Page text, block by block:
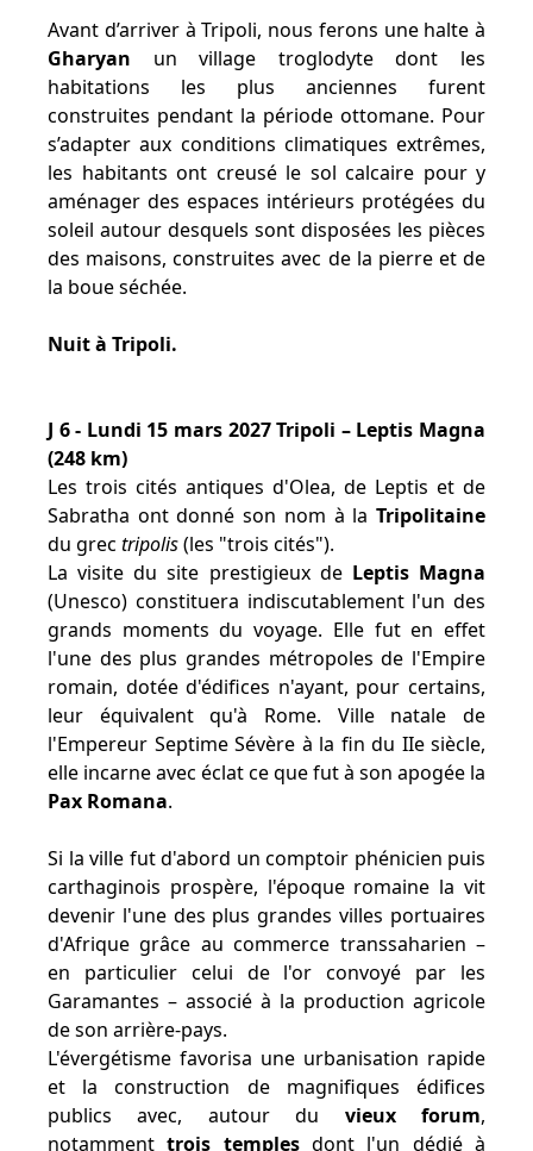
Avant d’arriver à Tripoli, nous ferons une halte à
Gharyan un village troglodyte dont les
habitations les plus anciennes furent
construites pendant la période ottomane. Pour
s’adapter aux conditions climatiques extrêmes,
les habitants ont creusé le sol calcaire pour y
aménager des espaces intérieurs protégées du
soleil autour desquels sont disposées les pièces
des maisons, construites avec de la pierre et de
la boue séchée.
Nuit à Tripoli.
J 6 - Lundi 15 mars 2027 Tripoli – Leptis Magna
(248 km)
Les trois cités antiques d'Olea, de Leptis et de
Sabratha ont donné son nom à la Tripolitaine
du grec tripolis(les "trois cités").
La visite du site prestigieux de Leptis Magna
(Unesco) constituera indiscutablement l'un des
grands moments du voyage. Elle fut en effet
l'une des plus grandes métropoles de l'Empire
romain, dotée d'édifices n'ayant, pour certains,
leur équivalent qu'à Rome. Ville natale de
l'Empereur Septime Sévère à la fin du IIe siècle,
elle incarne avec éclat ce que fut à son apogée la
Pax Romana.
Si la ville fut d'abord un comptoir phénicien puis
carthaginois prospère, l'époque romaine la vit
devenir l'une des plus grandes villes portuaires
d'Afrique grâce au commerce transsaharien –
en particulier celui de l'or convoyé par les
Garamantes – associé à la production agricole
de son arrière-pays.
L'évergétisme favorisa une urbanisation rapide
et la construction de magnifiques édifices
publics avec, autour du vieux forum,
notammenttrois templesdont l'un dédié à